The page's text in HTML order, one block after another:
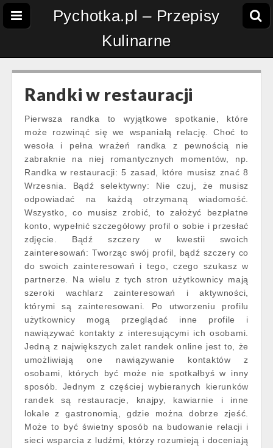
Pychotka.pl – Przepisy
Kulinarne
Randki w restauracji
Pierwsza randka to wyjątkowe spotkanie, które
może rozwinąć się we wspaniałą relację. Choć to
wesoła i pełna wrażeń randka z pewnością nie
zabraknie na niej romantycznych momentów, np.
Randka w restauracji: 5 zasad, które musisz znać 8
Wrzesnia. Bądź selektywny: Nie czuj, że musisz
odpowiadać na każdą otrzymaną wiadomość.
Wszystko, co musisz zrobić, to założyć bezpłatne
konto, wypełnić szczegółowy profil o sobie i przesłać
zdjęcie. Bądź szczery w kwestii swoich
zainteresowań: Tworząc swój profil, bądź szczery co
do swoich zainteresowań i tego, czego szukasz w
partnerze. Na wielu z tych stron użytkownicy mają
szeroki wachlarz zainteresowań i aktywności,
którymi są zainteresowani. Po utworzeniu profilu
użytkownicy mogą przeglądać inne profile i
nawiązywać kontakty z interesującymi ich osobami.
Jedną z największych zalet randek online jest to, że
umożliwiają one nawiązywanie kontaktów z
osobami, których być może nie spotkałbyś w inny
sposób. Jednym z częściej wybieranych kierunków
randek są restauracje, knajpy, kawiarnie i inne
lokale z gastronomią, gdzie można dobrze zjeść.
Może to być świetny sposób na budowanie relacji i
sieci wsparcia z ludźmi, którzy rozumieją i doceniają